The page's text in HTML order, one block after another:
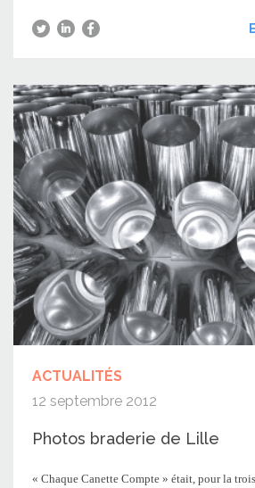
ACTUALITÉS
12 septembre 2012
Photos braderie de Lille
« Chaque Canette Compte » était, pour la